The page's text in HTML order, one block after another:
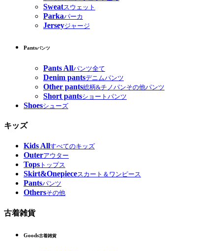
Sweatスウェット
Parkaパーカ
Jerseyジャージ
Pantsパンツ
Pants Allパンツ全て
Denim pantsデニムパンツ
Other pants総柄&チノパンその他パンツ
Short pantsショートパンツ
Shoesシューズ
キッズ
Kids Allすべてのキッズ
Outerアウター
Tops トップス
Skirt&Onepieceスカート＆ワンピース
Pantsパンツ
Othersその他
古着雑貨
Goods古着雑貨